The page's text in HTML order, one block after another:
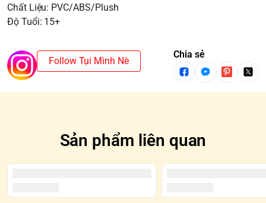
Chất Liệu: PVC/ABS/Plush
Độ Tuổi: 15+
Follow Tụi Mình Nè
Chia sẻ
Sản phẩm liên quan